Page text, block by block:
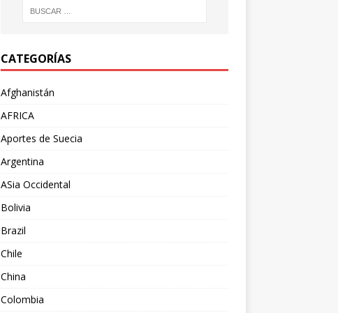
CATEGORÍAS
Afghanistán
AFRICA
Aportes de Suecia
Argentina
ASia Occidental
Bolivia
Brazil
Chile
China
Colombia